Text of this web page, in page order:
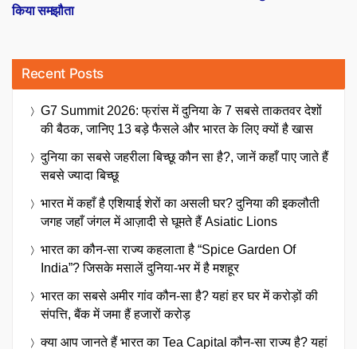
किया समझौता
Recent Posts
G7 Summit 2026: फ्रांस में दुनिया के 7 सबसे ताकतवर देशों
की बैठक, जानिए 13 बड़े फैसले और भारत के लिए क्यों है खास
दुनिया का सबसे जहरीला बिच्छू कौन सा है?, जानें कहाँ पाए जाते हैं
सबसे ज्यादा बिच्छू
भारत में कहाँ है एशियाई शेरों का असली घर? दुनिया की इकलौती
जगह जहाँ जंगल में आज़ादी से घूमते हैं Asiatic Lions
भारत का कौन-सा राज्य कहलाता है “Spice Garden Of
India”? जिसके मसालें दुनिया-भर में है मशहूर
भारत का सबसे अमीर गांव कौन-सा है? यहां हर घर में करोड़ों की
संपत्ति, बैंक में जमा हैं हजारों करोड़
क्या आप जानते हैं भारत का Tea Capital कौन-सा राज्य है? यहां